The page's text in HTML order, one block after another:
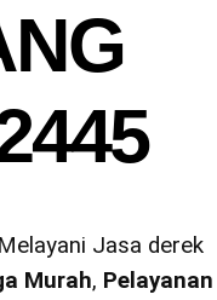
Jasa derek
Murah, Pelayanan